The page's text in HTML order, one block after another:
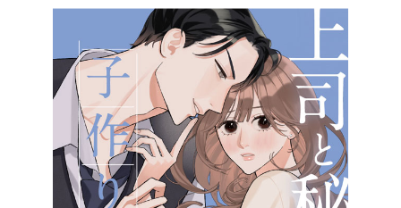
レーベルから探す
arca comicsジャンルから探す
BLコミック